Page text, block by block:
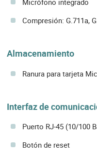
Micrófono integrado
Compresión: G.711a,
Almacenamiento
Ranura para tarjeta
Interfaz de
Puerto RJ-45 (10/100
Botón de reset